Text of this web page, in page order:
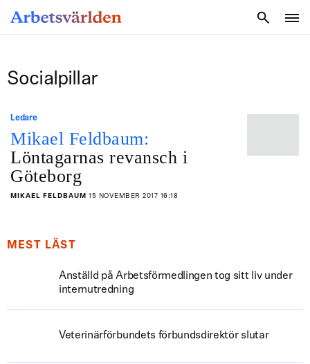
Socialpillar
Ledare
Mikael Feldbaum:
Löntagarnas revansch i
Göteborg
MIKAEL FELDBAUM 15 NOVEMBER 2017 16:18
MEST LÄST
Anställd på Arbetsförmedlingen tog sitt liv under
internutredning
Veterinärförbundets förbundsdirektör slutar